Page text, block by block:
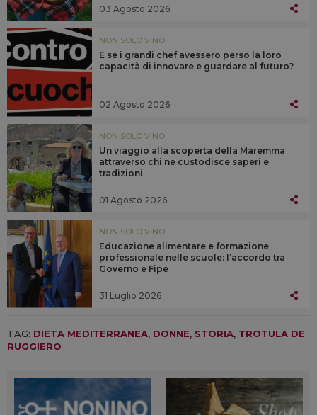
03 Agosto 2026
NON SOLO VINO
E se i grandi chef avessero perso la loro
capacità di innovare e guardare al futuro?
02 Agosto 2026
NON SOLO VINO
Un viaggio alla scoperta della Maremma
attraverso chi ne custodisce saperi e
tradizioni
01 Agosto 2026
NON SOLO VINO
Educazione alimentare e formazione
professionale nelle scuole: l’accordo tra
Governo e Fipe
31 Luglio 2026
TAG: DIETA MEDITERRANEA, DONNE, STORIA, TROTULA DE
RUGGIERO